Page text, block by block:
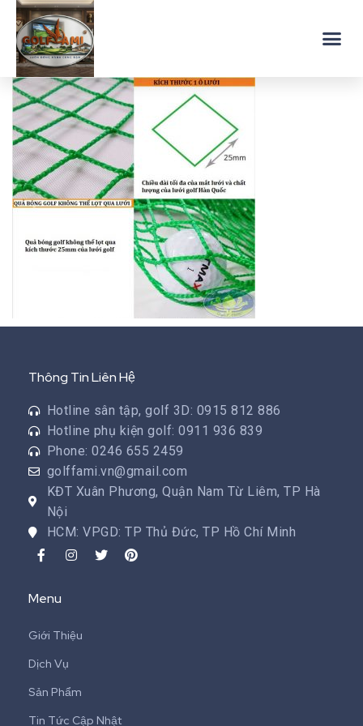
Thông Tin Liên Hệ
Hotline sân tập, golf 3D: 0915 812 886
Hotline phụ kiện golf: 0911 936 839
Phone: 0246 655 2459
golffami.vn@gmail.com
KĐT Xuân Phương, Quận Nam Từ Liêm, TP Hà
Nội
HCM: VPGD: TP Thủ Đức, TP Hồ Chí Minh
Menu
Giới Thiệu
Dịch Vụ
Sản Phẩm
Tin Tức Cập Nhật